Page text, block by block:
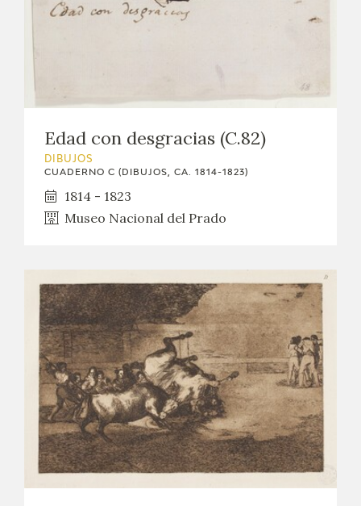
Edad con desgracias (C.82)
DIBUJOS
CUADERNO C (DIBUJOS, CA. 1814-1823)
1814 - 1823
Museo Nacional del Prado